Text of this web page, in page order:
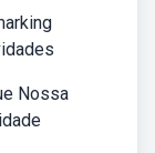
Nossa